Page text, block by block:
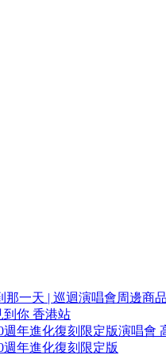
那一天 | 巡迴演唱會周邊商品
到你 香港站
週年進化復刻限定版演唱會
週年進化復刻限定版